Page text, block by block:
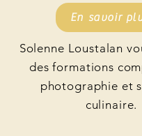
En savoir
Solenne Loustalan
des formations
photographie et
culinaire.